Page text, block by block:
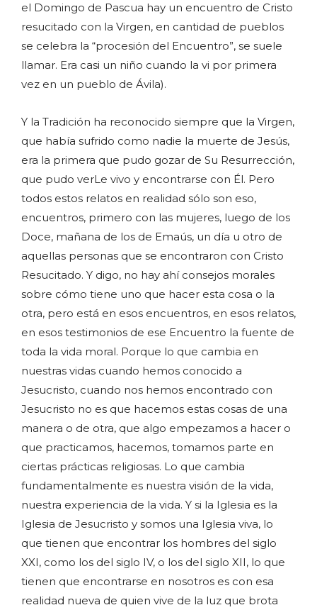
el Domingo de Pascua hay un encuentro de Cristo
resucitado con la Virgen, en cantidad de pueblos
se celebra la “procesión del Encuentro”, se suele
llamar. Era casi un niño cuando la vi por primera
vez en un pueblo de Ávila).
Y la Tradición ha reconocido siempre que la Virgen,
que había sufrido como nadie la muerte de Jesús,
era la primera que pudo gozar de Su Resurrección,
que pudo verLe vivo y encontrarse con Él. Pero
todos estos relatos en realidad sólo son eso,
encuentros, primero con las mujeres, luego de los
Doce, mañana de los de Emaús, un día u otro de
aquellas personas que se encontraron con Cristo
Resucitado. Y digo, no hay ahí consejos morales
sobre cómo tiene uno que hacer esta cosa o la
otra, pero está en esos encuentros, en esos relatos,
en esos testimonios de ese Encuentro la fuente de
toda la vida moral. Porque lo que cambia en
nuestras vidas cuando hemos conocido a
Jesucristo, cuando nos hemos encontrado con
Jesucristo no es que hacemos estas cosas de una
manera o de otra, que algo empezamos a hacer o
que practicamos, hacemos, tomamos parte en
ciertas prácticas religiosas. Lo que cambia
fundamentalmente es nuestra visión de la vida,
nuestra experiencia de la vida. Y si la Iglesia es la
Iglesia de Jesucristo y somos una Iglesia viva, lo
que tienen que encontrar los hombres del siglo
XXI, como los del siglo IV, o los del siglo XII, lo que
tienen que encontrarse en nosotros es con esa
realidad nueva de quien vive de la luz que brota